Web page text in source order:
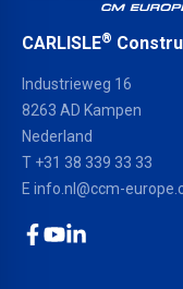
CARLISLE®
Industrieweg 16
8263 AD Kampen
Nederland
T +31 38 339 33 33
E info.nl@ccm-